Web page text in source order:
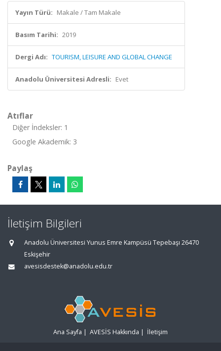
Yayın Türü: Makale / Tam Makale
Basım Tarihi: 2019
Dergi Adı: TOURISM, LEISURE AND GLOBAL CHANGE
Anadolu Üniversitesi Adresli: Evet
Atıflar
Diğer İndeksler: 1
Google Akademik: 3
Paylaş
İletişim Bilgileri
Anadolu Üniversitesi Yunus Emre Kampüsü Tepebaşı 26470
Eskişehir
avesisdestek@anadolu.edu.tr
Ana Sayfa | AVESİS Hakkında | İletişim